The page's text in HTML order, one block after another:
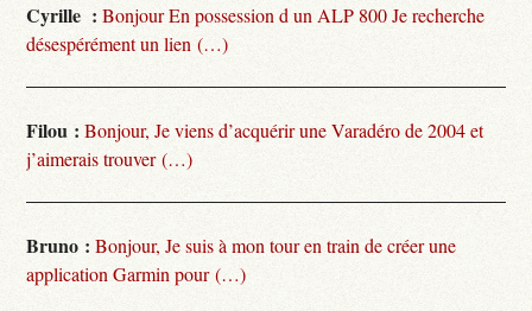
Cyrille : Bonjour En possession d un ALP 800 Je recherche
désespérément un lien (…)
Filou : Bonjour, Je viens d’acquérir une Varadéro de 2004 et
j’aimerais trouver (…)
Bruno : Bonjour, Je suis à mon tour en train de créer une
application Garmin pour (…)